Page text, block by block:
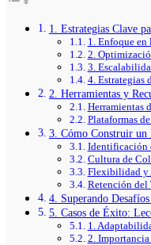
1. Estrategias Clave
1. Enfoque
2.
3.
4. Estrategias
2. Herramientas y
Herramientas
Plataformas
3. Cómo Construir un
Identificación
Cultura de
Flexibilidad y
Retención del
4. Superando
5. Casos de Éxito:
1.
2.